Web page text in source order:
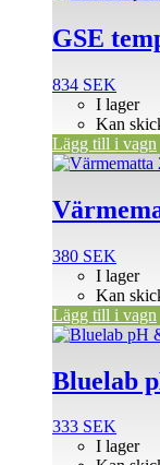
GSE
834 SEK
I lager
Kan
Lägg till i vagn
380 SEK
I lager
Kan
Lägg till i vagn
Bluelab
333 SEK
I lager